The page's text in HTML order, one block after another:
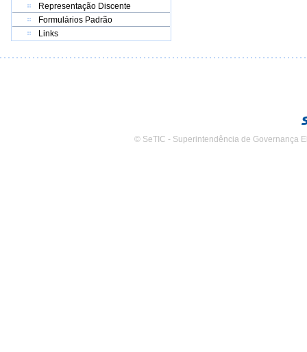
Representação Discente
Formulários Padrão
Links
© SeTIC - Superintendência de Governança